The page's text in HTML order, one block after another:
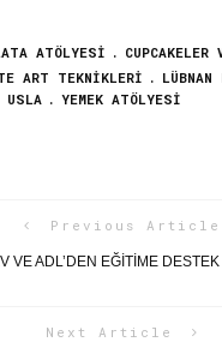
ATÖLYESI
CUPCAKELER
ART TEKNIKLERI LÜBNAN
USLA YEMEK ATÖLYESI
Previous Article
VE ADL’DEN EĞITIME
Next Article